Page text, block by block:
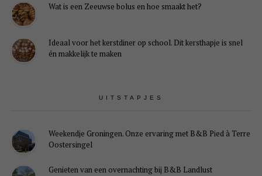
Wat is een Zeeuwse bolus en hoe smaakt het?
Ideaal voor het kerstdiner op school. Dit kersthapje is snel
én makkelijk te maken
UITSTAPJES
Weekendje Groningen. Onze ervaring met B&B Pied à Terre
Oostersingel
Genieten van een overnachting bij B&B Landlust